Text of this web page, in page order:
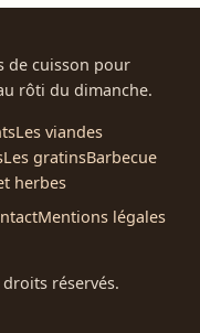
de cuisson pour
rôti du dimanche.
Les viandes
Les gratinsBarbecue
herbes
Mentions légales
réservés.